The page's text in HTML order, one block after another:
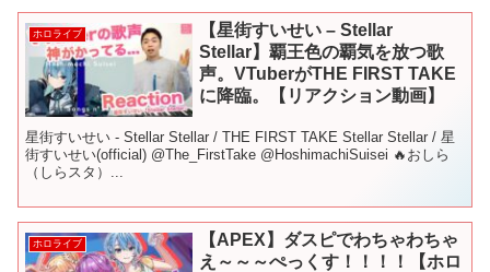
ホロライブ
【星街すいせい – Stellar
Stellar】覇王色の覇気を放つ歌
声。VTuberがTHE FIRST TAKE
に降臨。【リアクション動画】
星街すいせい - Stellar Stellar / THE FIRST TAKE Stellar Stellar / 星
街すいせい(official) @The_FirstTake @HoshimachiSuisei 🔥おしら
（しらスタ）...
ホロライブ
【APEX】ダスピでわちゃわちゃ
え～～～ぺっくす！！！！【ホロ